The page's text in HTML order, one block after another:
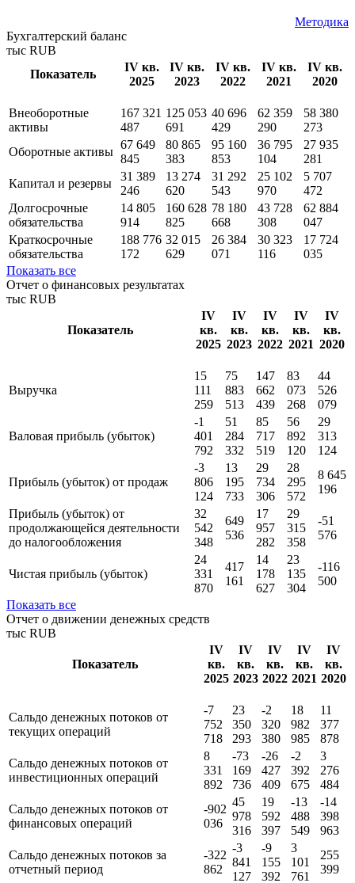
Методика
Бухгалтерский баланс
тыс RUB
Показатель
IV кв.
2025
IV кв.
2023
IV кв.
2022
IV кв.
2021
IV кв.
2020
Внеоборотные
активы
167 321
487
125 053
691
40 696
429
62 359
290
58 380
273
Оборотные активы
67 649
845
80 865
383
95 160
853
36 795
104
27 935
281
Капитал и резервы
31 389
246
13 274
620
31 292
543
25 102
970
5 707
472
Долгосрочные
обязательства
14 805
914
160 628
825
78 180
668
43 728
308
62 884
047
Краткосрочные
обязательства
188 776
172
32 015
629
26 384
071
30 323
116
17 724
035
Показать все
Отчет о финансовых результатах
тыс RUB
Показатель
IV
кв.
2025
IV
кв.
2023
IV
кв.
2022
IV
кв.
2021
IV
кв.
2020
Выручка
15
111
259
75
883
513
147
662
439
83
073
268
44
526
079
Валовая прибыль (убыток)
-1
401
792
51
284
332
85
717
519
56
892
120
29
313
124
Прибыль (убыток) от продаж
-3
806
124
13
195
733
29
734
306
28
295
572
8 645
196
Прибыль (убыток) от
продолжающейся деятельности
до налогообложения
32
542
348
649
536
17
957
282
29
315
358
-51
576
Чистая прибыль (убыток)
24
331
870
417
161
14
178
627
23
135
304
-116
500
Показать все
Отчет о движении денежных средств
тыс RUB
Показатель
IV
кв.
2025
IV
кв.
2023
IV
кв.
2022
IV
кв.
2021
IV
кв.
2020
Сальдо денежных потоков от
текущих операций
-7
752
718
23
350
293
-2
320
380
18
982
985
11
377
878
Сальдо денежных потоков от
инвестиционных операций
8
331
892
-73
169
736
-26
427
409
-2
392
675
3
276
484
Сальдо денежных потоков от
финансовых операций
-902
036
45
978
316
19
592
397
-13
488
549
-14
398
963
Сальдо денежных потоков за
отчетный период
-322
862
-3
841
127
-9
155
392
3
101
761
255
399